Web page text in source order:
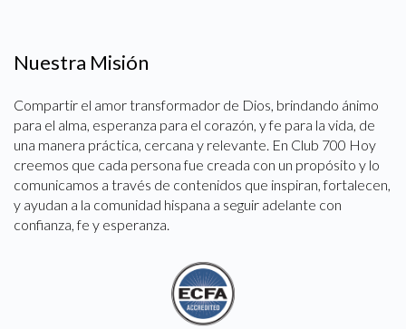
Nuestra Misión
Compartir el amor transformador de Dios, brindando ánimo
para el alma, esperanza para el corazón, y fe para la vida, de
una manera práctica, cercana y relevante. En Club 700 Hoy
creemos que cada persona fue creada con un propósito y lo
comunicamos a través de contenidos que inspiran, fortalecen,
y ayudan a la comunidad hispana a seguir adelante con
confianza, fe y esperanza.